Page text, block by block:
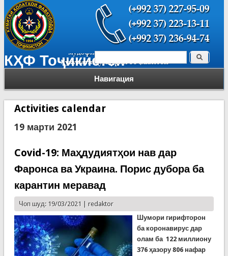
КҲФ Тоҷикистон
Навигация
Форма поиска Поиск
Activities calendar
19 марти 2021
Covid-19: Маҳдудиятҳои нав дар
Фаронса ва Украина. Порис дубора ба
карантин меравад
Чоп шуд: 19/03/2021 | redaktor
Шумори гирифторон
ба коронавирус дар
олам ба 122 миллиону
376 ҳазору 806 нафар